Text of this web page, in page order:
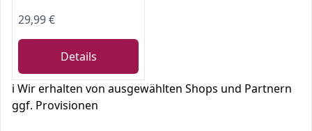
29,99 €
Details
ℹ️ Wir erhalten von ausgewählten Shops und Partnern
ggf. Provisionen